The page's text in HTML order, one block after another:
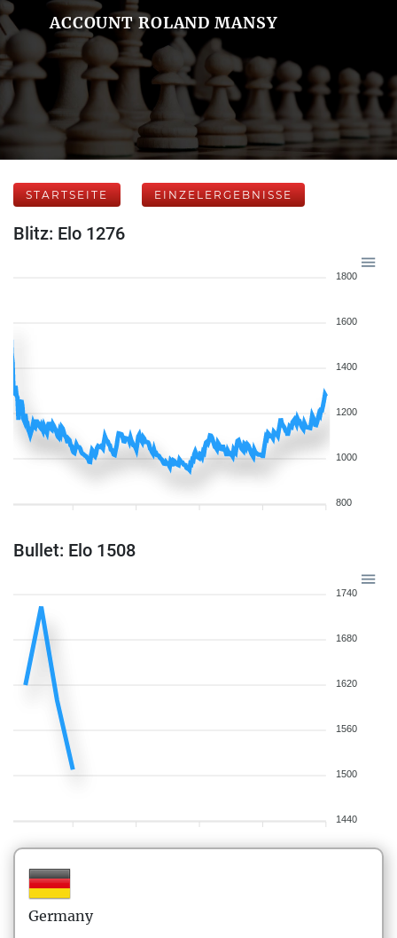
ACCOUNT ROLAND MANSY
STARTSEITE EINZELERGEBNISSE
Blitz: Elo 1276
1800
1600
1400
1200
1000
800
Bullet: Elo 1508
1740
1680
1620
1560
1500
1440
Germany